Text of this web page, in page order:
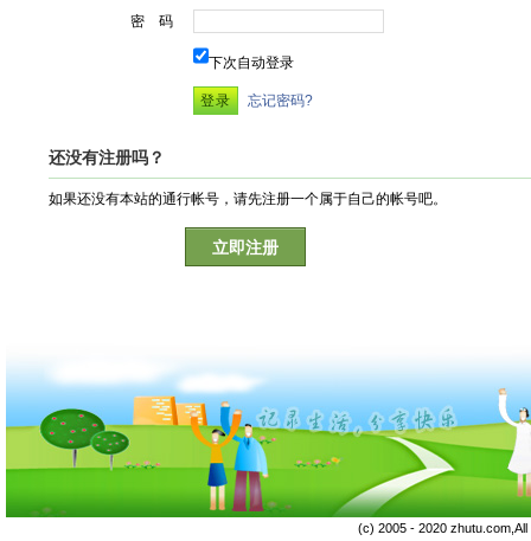
密 码
下次自动登录
忘记密码?
还没有注册吗？
如果还没有本站的通行帐号，请先注册一个属于自己的帐号吧。
立即注册
(c) 2005 - 2020